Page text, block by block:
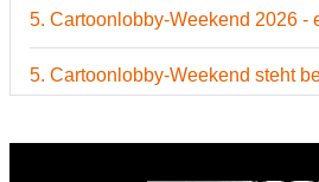
5. Cartoonlobby-Weekend 2026 -
5. Cartoonlobby-Weekend steht